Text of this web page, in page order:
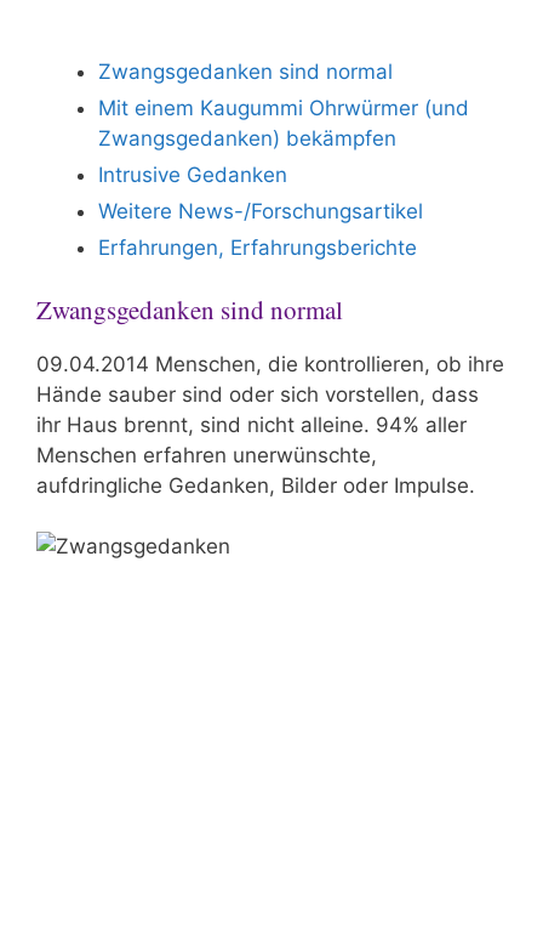
Zwangsgedanken sind normal
Mit einem Kaugummi Ohrwürmer (und
Zwangsgedanken) bekämpfen
Intrusive Gedanken
Weitere News-/Forschungsartikel
Erfahrungen, Erfahrungsberichte
Zwangsgedanken sind normal
09.04.2014 Menschen, die kontrollieren, ob ihre
Hände sauber sind oder sich vorstellen, dass
ihr Haus brennt, sind nicht alleine. 94% aller
Menschen erfahren unerwünschte,
aufdringliche Gedanken, Bilder oder Impulse.